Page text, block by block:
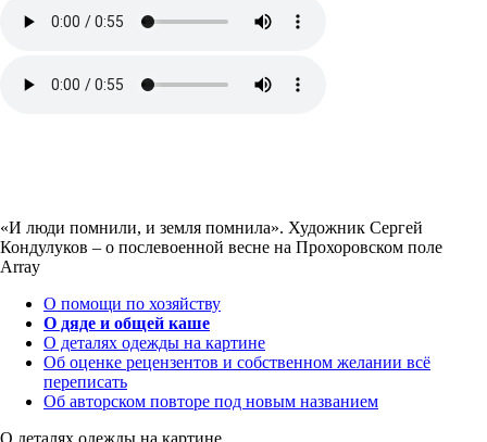
«И люди помнили, и земля помнила». Художник Сергей
Кондулуков – о послевоенной весне на Прохоровском поле
Array
О помощи по хозяйству
О дяде и общей каше
О деталях одежды на картине
Об оценке рецензентов и собственном желании всё
переписать
Об авторском повторе под новым названием